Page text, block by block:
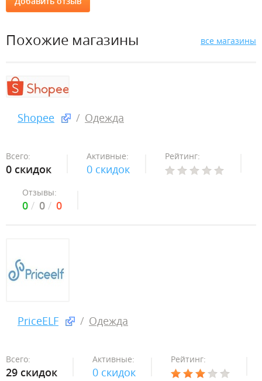
Похожие магазины все магазины
Shopee Одежда
Всего:
0 скидок
Активные:
0 скидок
Рейтинг:
Отзывы:
0 0 0
PriceELF Одежда
Всего:
29 скидок
Активные:
0 скидок
Рейтинг: